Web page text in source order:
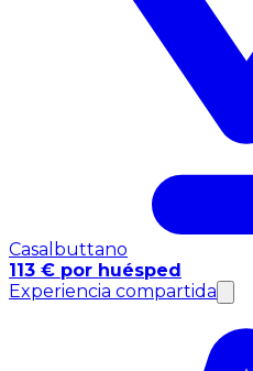
Casalbuttano
113 € por huésped
Experiencia compartida